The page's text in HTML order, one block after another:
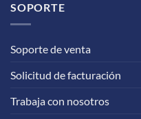
SOPORTE
Soporte de venta
Solicitud de facturación
Trabaja con nosotros